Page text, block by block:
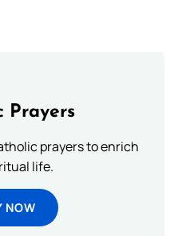
Prayers
prayers to enrich
life.
NOW